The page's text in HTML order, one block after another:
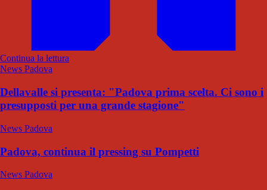
Continua la lettura
News Padova
Dellavalle si presenta: "Padova prima scelta. Ci sono i
presupposti per una grande stagione"
News Padova
Padova, continua il pressing su Pompetti
News Padova